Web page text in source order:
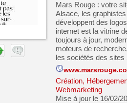
Mars Rouge : votre
Alsace, les
développent des
internet est la vitrine
toujours à jour,
moteurs de
les sociétés des sites
Création,
Webmarketing
Mise à jour le 16/02/